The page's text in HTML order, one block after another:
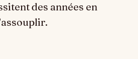
des années en